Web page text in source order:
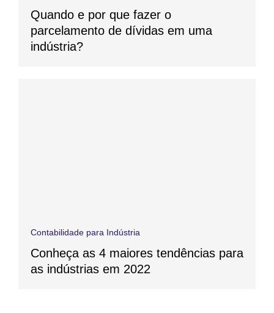
Quando e por que fazer o
parcelamento de dívidas em uma
indústria?
Contabilidade para Indústria
Conheça as 4 maiores tendências para
as indústrias em 2022